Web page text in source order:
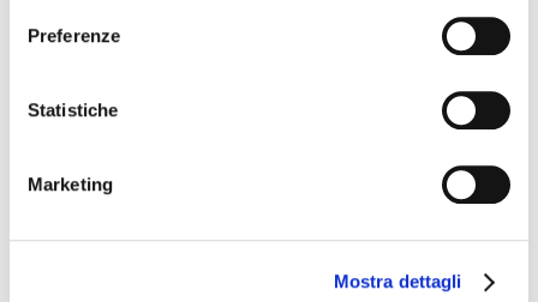
Preferenze
Statistiche
Marketing
Mostra dettagli
Collection By Hilton ist geeignet für Sportler, die Fußball spielen.
Die Hotel The Highland Dallas, Curio Collection By Hilton bietet
einen Wäscheservice. Das Hotel The Highland Dallas, Curio
Liebhaber von Wellness. Es ist ein Mini-Bus-Service in die
Innenstadt. Der Unterkunft eignet sich besonders zum
Autovermietung. Die Gäste finden einen Parkplatz in der Lage
sein, ein Auto sicher verlassen. Das Hotel eignet sich für den
Gäste haben Zugang zu einem Overhead-Projektor zur besseren
Unterstützung Sitzungen usw. Das ist ein Projektor für den Einsatz